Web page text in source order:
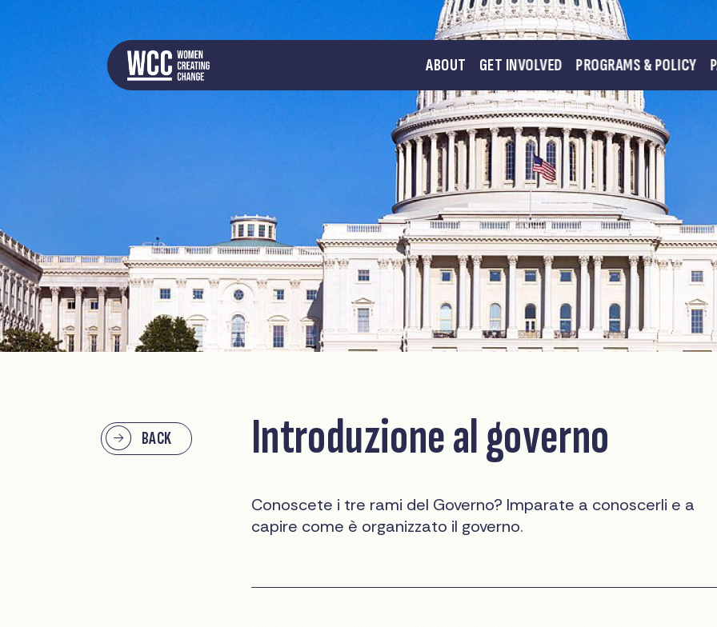
ABOUT GET INVOLVED PROGRAMS & POLICY
BACK Introduzione al governo
Conoscete i tre rami del Governo? Imparate a conoscerli e a
capire come è organizzato il governo.